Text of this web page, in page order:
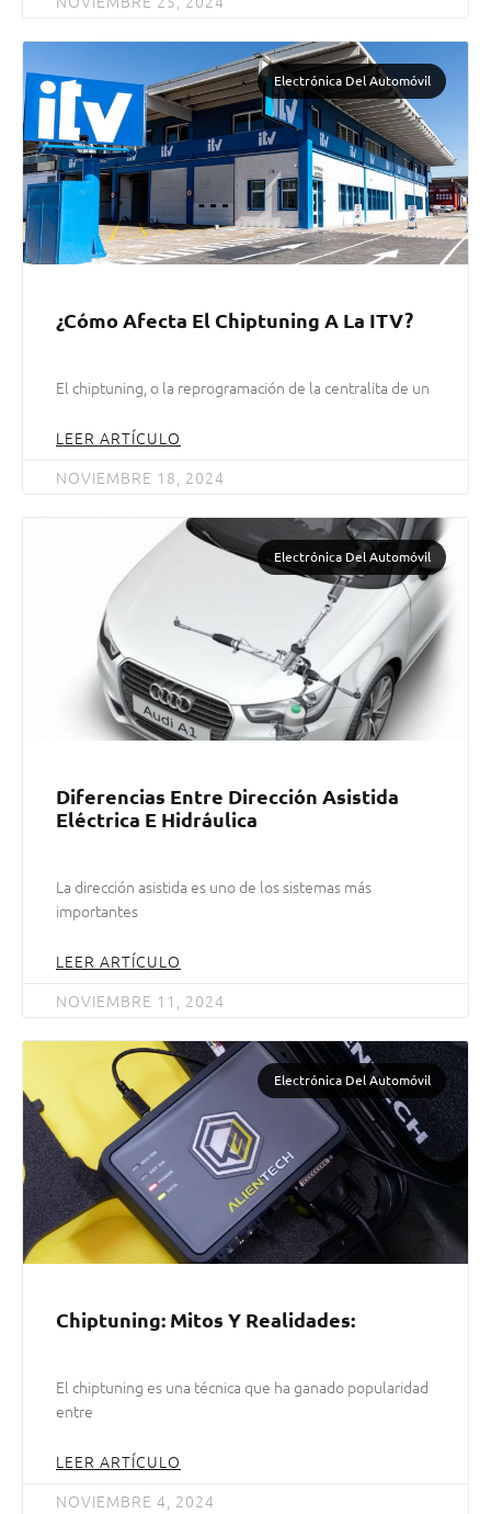
Electrónica Del Automóvil
¿Cómo Afecta El Chiptuning A La ITV?
El chiptuning, o la reprogramación de la centralita de un
LEER ARTÍCULO
NOVIEMBRE 18, 2024
Electrónica Del Automóvil
Diferencias Entre Dirección Asistida
Eléctrica E Hidráulica
La dirección asistida es uno de los sistemas más
importantes
LEER ARTÍCULO
NOVIEMBRE 11, 2024
Electrónica Del Automóvil
Chiptuning: Mitos Y Realidades:
El chiptuning es una técnica que ha ganado popularidad
entre
LEER ARTÍCULO
NOVIEMBRE 4, 2024